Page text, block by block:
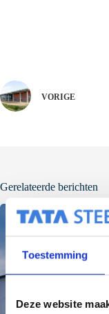
Toestemming
Deze website
VORIGE
Gerelateerde berichten